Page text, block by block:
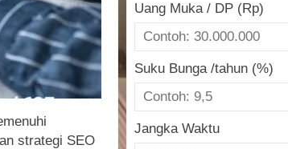
strategi SEO
Uang Muka / DP (Rp)
Suku Bunga /tahun (%)
Jangka Waktu